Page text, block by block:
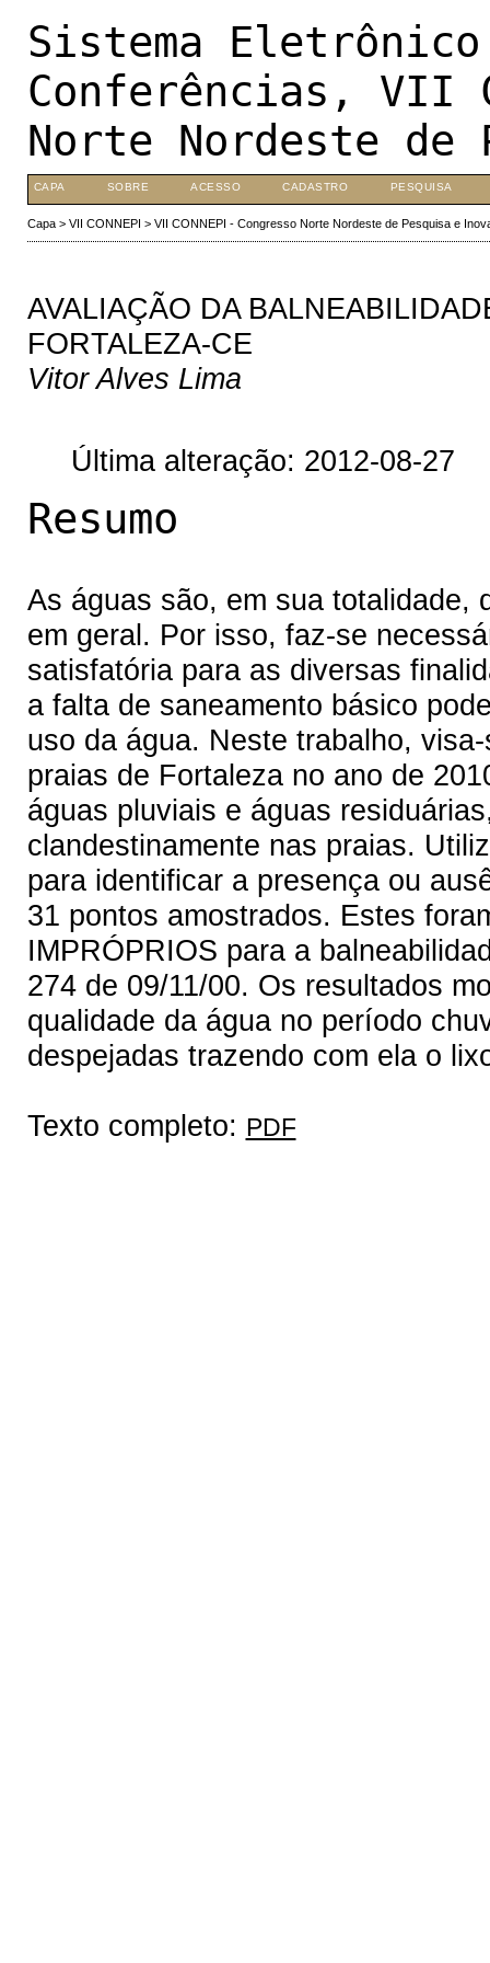
Sistema
Conferências, VII
Norte Nordeste de
CAPA SOBRE ACESSO CADASTRO PESQUISA
Capa> VII CONNEPI > VII CONNEPI - Congresso Norte Nordeste de Pesquisa e
AVALIAÇÃO DA
FORTALEZA-CE
Vitor Alves Lima
Última alteração: 2012-08-27
Resumo
As águas são, em sua totalidade,
em geral. Por isso, faz-se
satisfatória para as diversas
a falta de saneamento básico
uso da água. Neste trabalho,
praias de Fortaleza no ano de
águas pluviais e águas
clandestinamente nas praias.
para identificar a presença ou
31 pontos amostrados. Estes
IMPRÓPRIOS para a
274 de 09/11/00. Os resultados
qualidade da água no período
despejadas trazendo com ela o
Texto completo: PDF